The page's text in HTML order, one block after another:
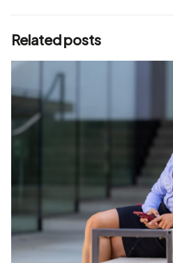
Related posts